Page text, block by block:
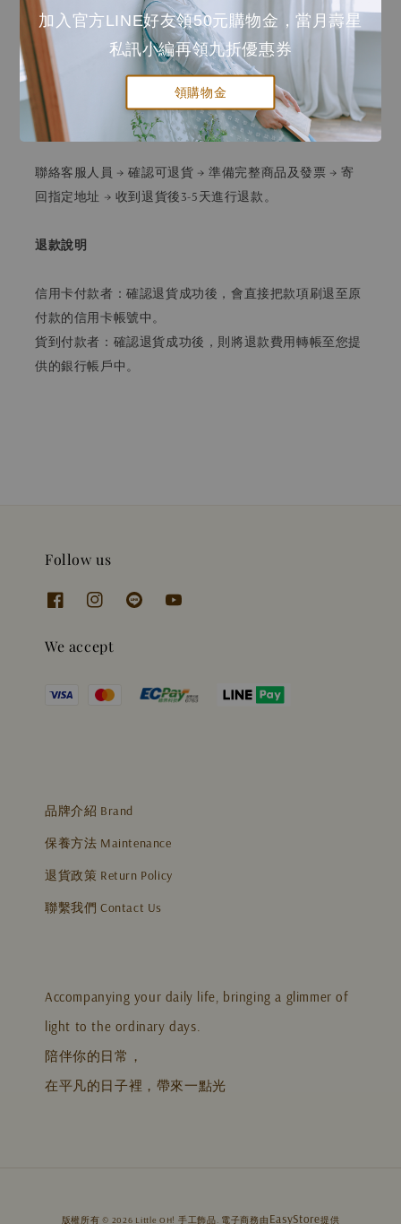
加入官方LINE好友領50元購物金，當月壽星
私訊小編再領九折優惠券
領購物金
夾、鍊長改短或加鍊）
退貨流程
聯絡客服人員 → 確認可退貨 → 準備完整商品及發票 → 寄
回指定地址 → 收到退貨後3-5天進行退款。
退款說明
信用卡付款者：確認退貨成功後，會直接把款項刷退至原
付款的信用卡帳號中。
貨到付款者：確認退貨成功後，則將退款費用轉帳至您提
供的銀行帳戶中。
Follow us
We accept
品牌介紹 Brand
保養方法 Maintenance
退貨政策 Return Policy
聯繫我們 Contact Us
Accompanying your daily life, bringing a glimmer of
light to the ordinary days.
陪伴你的日常，
在平凡的日子裡，帶來一點光
版權所有 © 2026 Little OH! 手工飾品. 電子商務由 EasyStore提供